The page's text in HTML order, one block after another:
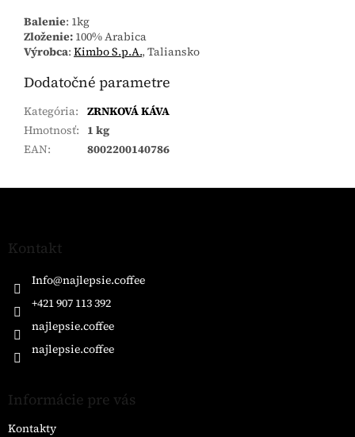
Balenie: 1kg
Zloženie: 100% Arabica
Výrobca: Kimbo S.p.A., Taliansko
Dodatočné parametre
Kategória: ZRNKOVÁ KÁVA
Hmotnosť: 1 kg
EAN: 8002200140786
Z
Kontakt
Info@najlepsie.coffee
+421 907 113 392
najlepsie.coffee
najlepsie.coffee
Informácie pre vás
Kontakty